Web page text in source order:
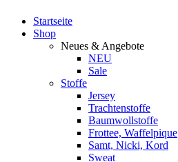
Startseite
Shop
Neues & Angebote
NEU
Sale
Stoffe
Jersey
Trachtenstoffe
Baumwollstoffe
Frottee, Waffelpique
Samt, Nicki, Kord
Sweat